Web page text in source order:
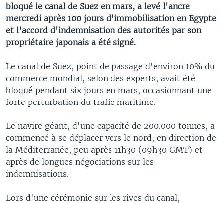
bloqué le canal de Suez en mars, a levé l'ancre
mercredi après 100 jours d'immobilisation en Egypte
et l'accord d'indemnisation des autorités par son
propriétaire japonais a été signé.
Le canal de Suez, point de passage d'environ 10% du
commerce mondial, selon des experts, avait été
bloqué pendant six jours en mars, occasionnant une
forte perturbation du trafic maritime.
Le navire géant, d'une capacité de 200.000 tonnes, a
commencé à se déplacer vers le nord, en direction de
la Méditerranée, peu après 11h30 (09h30 GMT) et
après de longues négociations sur les
indemnisations.
Lors d'une cérémonie sur les rives du canal,